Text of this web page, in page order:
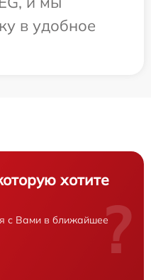
в удобное
хотите
с Вами в ближайшее?